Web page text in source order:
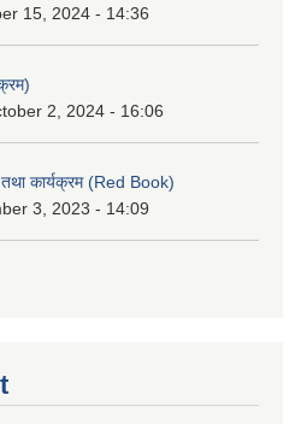
15, 2024 - 14:36
2, 2024 - 16:06
कार्यक्रम (Red Book)
3, 2023 - 14:09